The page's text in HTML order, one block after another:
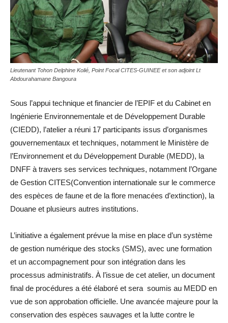
Lieutenant Tohon Delphine Kolié, Point Focal CITES-GUINEE et son adjoint Lt
Abdourahamane Bangoura
Sous l’appui technique et financier de l’EPIF et du Cabinet en
Ingénierie Environnementale et de Développement Durable
(CIEDD), l’atelier a réuni 17 participants issus d’organismes
gouvernementaux et techniques, notamment le Ministère de
l’Environnement et du Développement Durable (MEDD), la
DNFF à travers ses services techniques, notamment l’Organe
de Gestion CITES(Convention internationale sur le commerce
des espèces de faune et de la flore menacées d’extinction), la
Douane et plusieurs autres institutions.
L’initiative a également prévue la mise en place d’un système
de gestion numérique des stocks (SMS), avec une formation
et un accompagnement pour son intégration dans les
processus administratifs. À l’issue de cet atelier, un document
final de procédures a été élaboré et sera soumis au MEDD en
vue de son approbation officielle. Une avancée majeure pour la
conservation des espèces sauvages et la lutte contre le